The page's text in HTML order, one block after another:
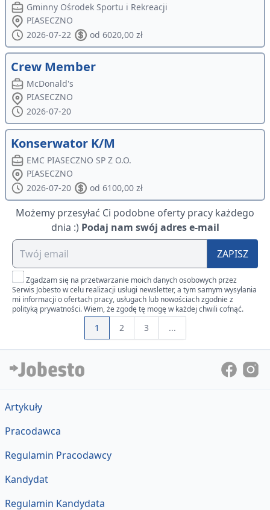
Gminny Ośrodek Sportu i Rekreacji
PIASECZNO
2026-07-22
od 6020,00 zł
Crew Member
McDonald's
PIASECZNO
2026-07-20
Konserwator K/M
EMC PIASECZNO SP Z O.O.
PIASECZNO
2026-07-20
od 6100,00 zł
Możemy przesyłać Ci podobne oferty pracy każdego
dnia :) Podaj nam swój adres e-mail
ZAPISZ
Zgadzam się na przetwarzanie moich danych osobowych przez
Serwis Jobesto w celu realizacji usługi newsletter, a tym samym wysyłania
mi informacji o ofertach pracy, usługach lub nowościach zgodnie z
polityką prywatności. Wiem, że zgodę tę mogę w każdej chwili cofnąć.
1 2 3 ...
Artykuły
Pracodawca
Regulamin Pracodawcy
Kandydat
Regulamin Kandydata